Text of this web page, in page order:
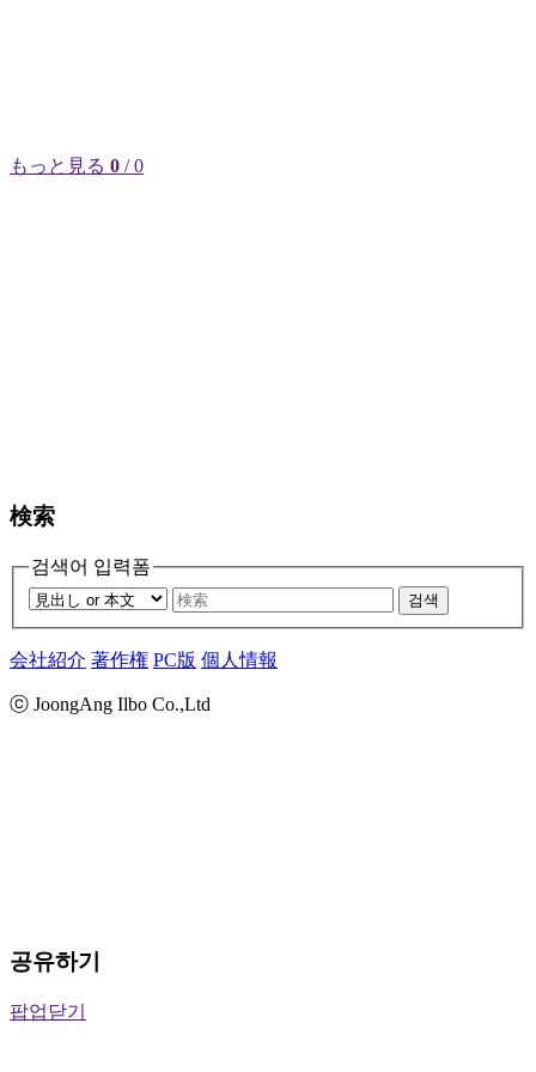
もっと見る 0 / 0
検索
검색어 입력폼
검색
会社紹介 著作権 PC版 個人情報
ⓒ JoongAng Ilbo Co.,Ltd
공유하기
팝업닫기